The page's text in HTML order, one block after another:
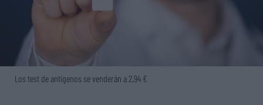
Los test de antígenos se venderán a 2,94 €